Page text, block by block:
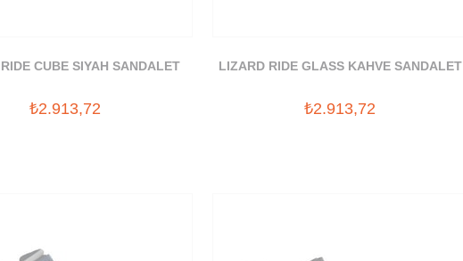
CUBE SIYAH SANDALET
₺2.913,72
LIZARD RIDE GLASS KAHVE SANDALET
₺2.913,72